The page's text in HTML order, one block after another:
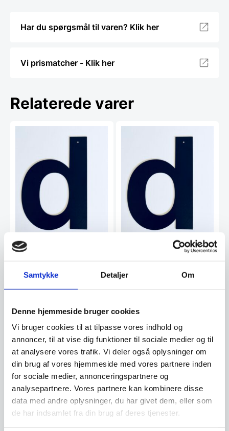
Samtykke Detaljer Om
Denne hjemmeside bruger cookies
Vi bruger cookies til at tilpasse vores indhold og
annoncer, til at vise dig funktioner til sociale medier og til
at analysere vores trafik. Vi deler også oplysninger om
din brug af vores hjemmeside med vores partnere inden
for sociale medier, annonceringspartnere og
analysepartnere. Vores partnere kan kombinere disse
data med andre oplysninger, du har givet dem, eller som
de har indsamlet fra din brug af deres tjenester.
Har du spørgsmål til varen? Klik her
Vi prismatcher - Klik her
Relaterede varer
Statement letter, bogstav
50 cm. Sort.
Statement letter, er design
bogstaver som du kan
599,00DKK
Statement letter, bogstav
30 cm. Sort.
bogstaver som du kan
349,00
Vi prismatcher